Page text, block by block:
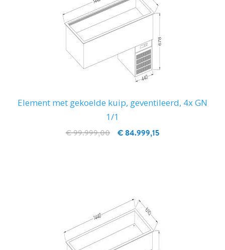
Element met gekoelde kuip, geventileerd, 4x GN
1/1
€ 84.999,15
€ 99.999,00